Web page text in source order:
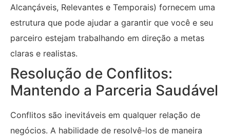
Alcançáveis, Relevantes e Temporais) fornecem uma
estrutura que pode ajudar a garantir que você e seu
parceiro estejam trabalhando em direção a metas
claras e realistas.
Resolução de Conflitos:
Mantendo a Parceria Saudável
Conflitos são inevitáveis em qualquer relação de
negócios. A habilidade de resolvê-los de maneira